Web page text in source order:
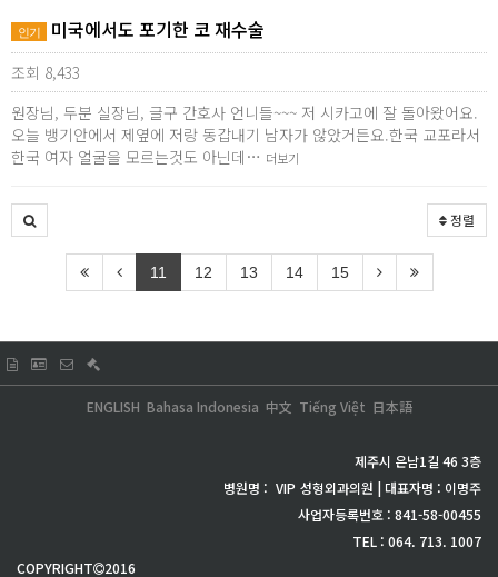
인기 미국에서도 포기한 코 재수술
조회 8,433
원장님, 두분 실장님, 글구 간호사 언니들~~~ 저 시카고에 잘 돌아왔어요.
오늘 뱅기안에서 제옆에 저랑 동갑내기 남자가 않았거든요.한국 교포라서
한국 여자 얼굴을 모르는것도 아닌데… 더보기
정렬
11 12 13 14 15
日本語
Tiếng Việt
中文
Bahasa Indonesia
ENGLISH
제주시 은남1길 46 3층
병원명 : VIP 성형외과의원 | 대표자명 : 이명주
사업자등록번호 : 841-58-00455
TEL : 064. 713. 1007
COPYRIGHT
2016